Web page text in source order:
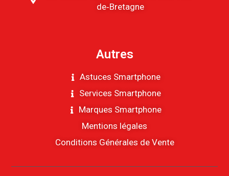
de‑Bretagne
Autres
Astuces Smartphone
Services Smartphone
Marques Smartphone
Mentions légales
Conditions Générales de Vente